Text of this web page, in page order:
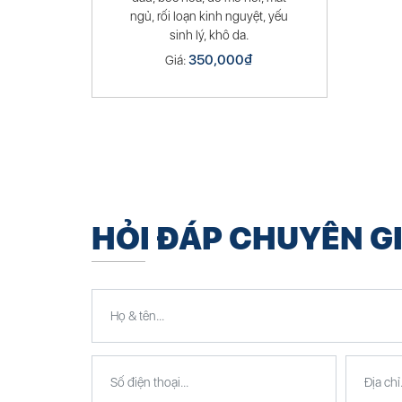
ngủ, rối loạn kinh nguyệt, yếu
sinh lý, khô da.
Giá: 350,000₫
HỎI ĐÁP CHUYÊN